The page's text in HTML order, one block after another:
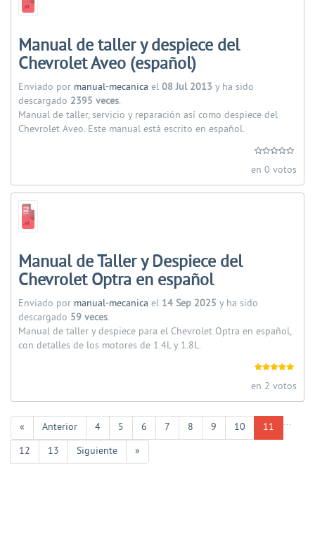
Manual de taller y despiece del
Chevrolet Aveo (español)
Enviado por manual-mecanica el 08 Jul 2013 y ha sido
descargado 2395 veces.
Manual de taller, servicio y reparación así como despiece del
Chevrolet Aveo. Este manual está escrito en español.
en 0 votos
Manual de Taller y Despiece del
Chevrolet Optra en español
Enviado por manual-mecanica el 14 Sep 2025 y ha sido
descargado 59 veces.
Manual de taller y despiece para el Chevrolet Optra en español,
con detalles de los motores de 1.4L y 1.8L.
en 2 votos
« Anterior ...
4 5 6 7 8 9 10
11
12
13 Siguiente »